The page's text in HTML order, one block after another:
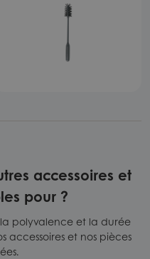
accessoires et
pour ?
polyvalence et la durée
accessoires et nos pièces